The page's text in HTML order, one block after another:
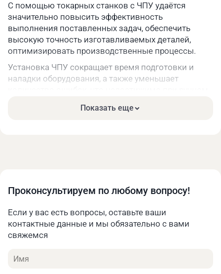
С помощью токарных станков с ЧПУ удаётся
значительно повысить эффективность
выполнения поставленных задач, обеспечить
высокую точность изготавливаемых деталей,
оптимизировать производственные процессы.
Установка ЧПУ сокращает время подготовки и
наладки оборудования, а также уменьшает
позволяет моделировать процесс обработки ещё
преимуществ.
Авиационная и аэрокосмическая
промышленность. Изготовление сложных
компонентов с высокими требованиями к
Автомобильная промышленность. Создание
Показать еще
Проконсультируем по любому вопросу!
Если у вас есть вопросы, оставьте ваши
контактные данные и мы обязательно с вами
свяжемся
Имя